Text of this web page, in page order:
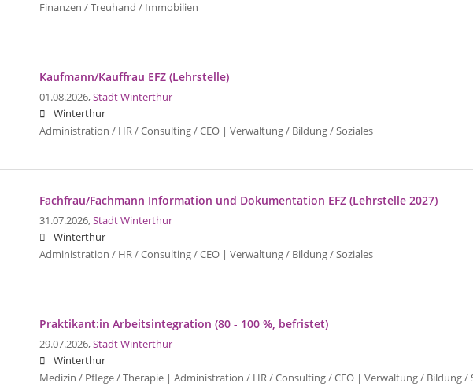
Finanzen / Treuhand / Immobilien
Kaufmann/Kauffrau EFZ (Lehrstelle)
01.08.2026,Stadt Winterthur
Winterthur
Administration / HR / Consulting / CEO | Verwaltung / Bildung / Soziales
Fachfrau/Fachmann Information und Dokumentation EFZ (Lehrstelle 2027)
31.07.2026,Stadt Winterthur
Winterthur
Administration / HR / Consulting / CEO | Verwaltung / Bildung / Soziales
Praktikant:in Arbeitsintegration (80 - 100 %, befristet)
29.07.2026,Stadt Winterthur
Winterthur
Medizin / Pflege / Therapie | Administration / HR / Consulting / CEO | Verwaltung / Bildung /